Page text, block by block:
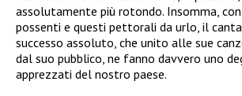
assolutamente più rotondo. Insomma,
possenti e questi pettorali da urlo, il
successo assoluto, che unito alle sue
dal suo pubblico, ne fanno davvero uno
apprezzati del nostro paese.